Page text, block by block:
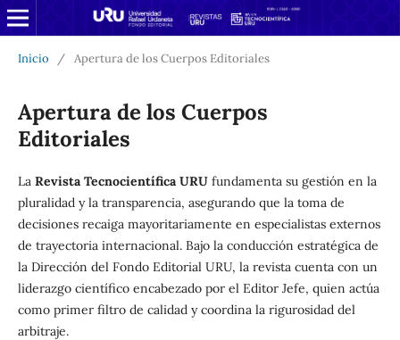
Inicio / Apertura de los Cuerpos Editoriales
Apertura de los Cuerpos
Editoriales
La Revista Tecnocientífica URUfundamenta su gestión en la
pluralidad y la transparencia, asegurando que la toma de
decisiones recaiga mayoritariamente en especialistas externos
de trayectoria internacional. Bajo la conducción estratégica de
la Dirección del Fondo Editorial URU, la revista cuenta con un
liderazgo científico encabezado por el Editor Jefe, quien actúa
como primer filtro de calidad y coordina la rigurosidad del
arbitraje.